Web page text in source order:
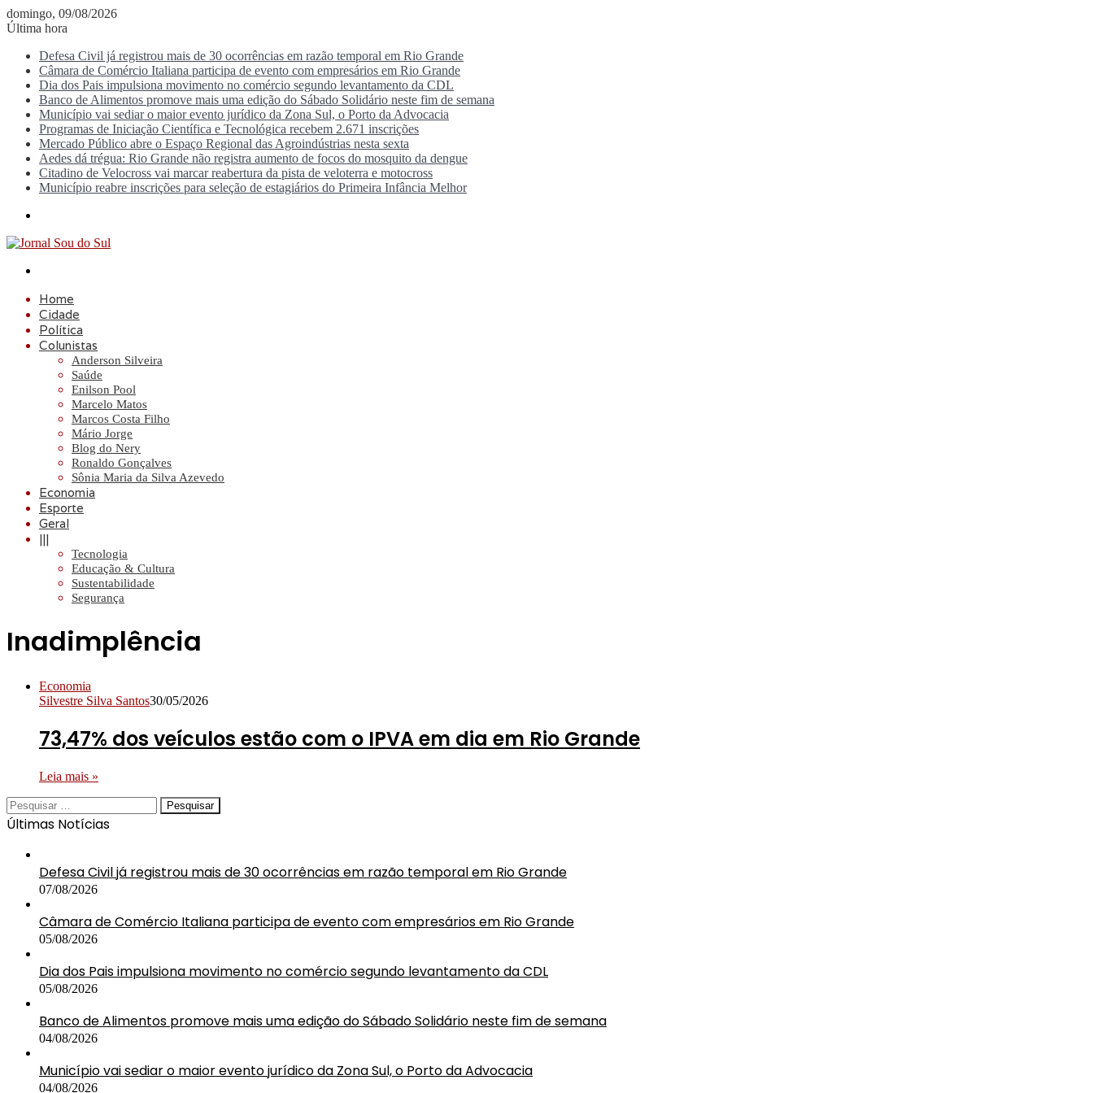
domingo, 09/08/2026
Última hora
Defesa Civil já registrou mais de 30 ocorrências em razão temporal em Rio Grande
Câmara de Comércio Italiana participa de evento com empresários em Rio Grande
Dia dos Pais impulsiona movimento no comércio segundo levantamento da CDL
Banco de Alimentos promove mais uma edição do Sábado Solidário neste fim de semana
Município vai sediar o maior evento jurídico da Zona Sul, o Porto da Advocacia
Programas de Iniciação Científica e Tecnológica recebem 2.671 inscrições
Mercado Público abre o Espaço Regional das Agroindústrias nesta sexta
Aedes dá trégua: Rio Grande não registra aumento de focos do mosquito da dengue
Citadino de Velocross vai marcar reabertura da pista de veloterra e motocross
Município reabre inscrições para seleção de estagiários do Primeira Infância Melhor
Home
Cidade
Política
Colunistas
Anderson Silveira
Saúde
Enilson Pool
Marcelo Matos
Marcos Costa Filho
Mário Jorge
Blog do Nery
Ronaldo Gonçalves
Sônia Maria da Silva Azevedo
Economia
Esporte
Geral
|||
Tecnologia
Educação & Cultura
Sustentabilidade
Segurança
Inadimplência
Economia
Silvestre Silva Santos30/05/2026
73,47% dos veículos estão com o IPVA em dia em Rio Grande
Leia mais »
Pesquisar
por:
Últimas Notícias
Defesa Civil já registrou mais de 30 ocorrências em razão temporal em Rio Grande
07/08/2026
Câmara de Comércio Italiana participa de evento com empresários em Rio Grande
05/08/2026
Dia dos Pais impulsiona movimento no comércio segundo levantamento da CDL
05/08/2026
Banco de Alimentos promove mais uma edição do Sábado Solidário neste fim de semana
04/08/2026
Município vai sediar o maior evento jurídico da Zona Sul, o Porto da Advocacia
04/08/2026